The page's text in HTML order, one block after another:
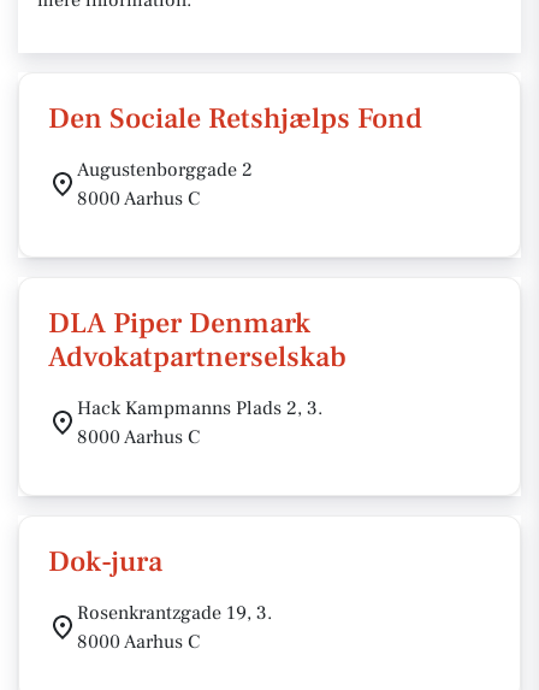
Den Sociale Retshjælps Fond
Augustenborggade 2
8000 Aarhus C
DLA Piper Denmark
Advokatpartnerselskab
Hack Kampmanns Plads 2, 3.
8000 Aarhus C
Dok-jura
Rosenkrantzgade 19, 3.
8000 Aarhus C